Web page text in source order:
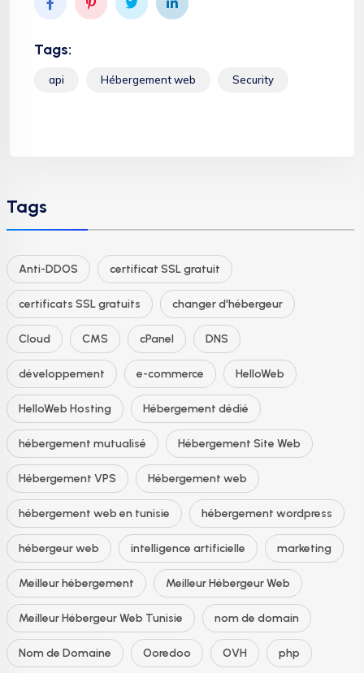
Tags:
api Hébergement web Security
Tags
Anti-DDOS certificat SSL gratuit
certificats SSL gratuits changer d'hébergeur
Cloud CMS cPanel DNS
développement e-commerce HelloWeb
HelloWeb Hosting Hébergement dédié
hébergement mutualisé Hébergement Site Web
Hébergement VPS Hébergement web
hébergement web en tunisie hébergement wordpress
hébergeur web intelligence artificielle marketing
Meilleur hébergement Meilleur Hébergeur Web
Meilleur Hébergeur Web Tunisie nom de domain
Nom de Domaine Ooredoo OVH php